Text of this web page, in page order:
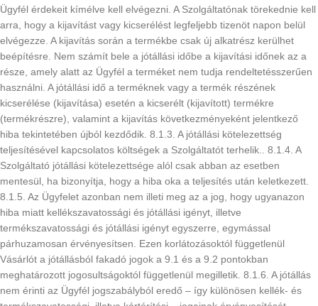
Ügyfél érdekeit kímélve kell elvégezni. A Szolgáltatónak törekednie kell
arra, hogy a kijavítást vagy kicserélést legfeljebb tizenöt napon belül
elvégezze. A kijavítás során a termékbe csak új alkatrész kerülhet
beépítésre. Nem számít bele a jótállási időbe a kijavítási időnek az a
része, amely alatt az Ügyfél a terméket nem tudja rendeltetésszerűen
használni. A jótállási idő a terméknek vagy a termék részének
kicserélése (kijavítása) esetén a kicserélt (kijavított) termékre
(termékrészre), valamint a kijavítás következményeként jelentkező
hiba tekintetében újból kezdődik. 8.1.3. A jótállási kötelezettség
teljesítésével kapcsolatos költségek a Szolgáltatót terhelik.. 8.1.4. A
Szolgáltató jótállási kötelezettsége alól csak abban az esetben
mentesül, ha bizonyítja, hogy a hiba oka a teljesítés után keletkezett.
8.1.5. Az Ügyfelet azonban nem illeti meg az a jog, hogy ugyanazon
hiba miatt kellékszavatossági és jótállási igényt, illetve
termékszavatossági és jótállási igényt egyszerre, egymással
párhuzamosan érvényesítsen. Ezen korlátozásoktól függetlenül
Vásárlót a jótállásból fakadó jogok a 9.1 és a 9.2 pontokban
meghatározott jogosultságoktól függetlenül megilletik. 8.1.6. A jótállás
nem érinti az Ügyfél jogszabályból eredő – így különösen kellék- és